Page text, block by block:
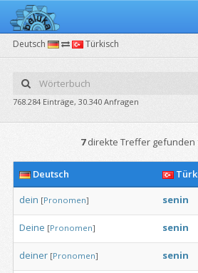
Deutsch Türkisch
768.284 Einträge, 30.340 Anfragen
7direkte Treffer gefunden
Deutsch
dein [Pronomen] senin
Deine [Pronomen] senin
deiner [Pronomen] senin